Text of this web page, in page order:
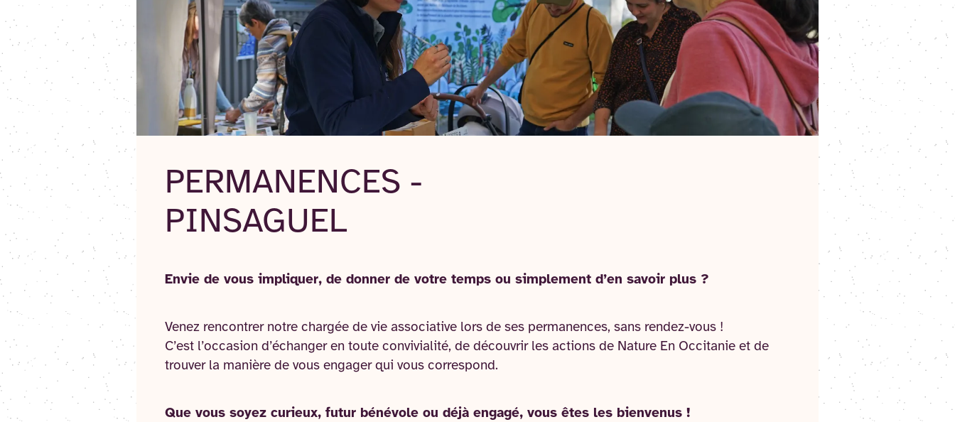
PERMANENCES -
PINSAGUEL
Envie de vous impliquer, de donner de votre temps ou simplement d’en savoir plus ?
Venez rencontrer notre chargée de vie associative lors de ses permanences, sans rendez-vous !
C’est l’occasion d’échanger en toute convivialité, de découvrir les actions de Nature En Occitanie et de
trouver la manière de vous engager qui vous correspond.
Que vous soyez curieux, futur bénévole ou déjà engagé, vous êtes les bienvenus !